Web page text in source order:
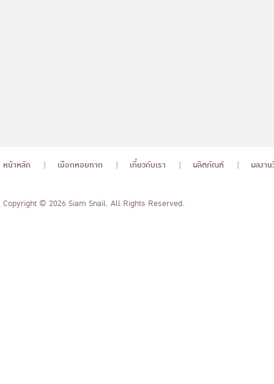
หน้าหลัก เมือกหอยทาก เกี่ยวกับเรา ผลิตภัณฑ์ ผลงา
Copyright © 2026 Siam Snail. All Rights Reserved.